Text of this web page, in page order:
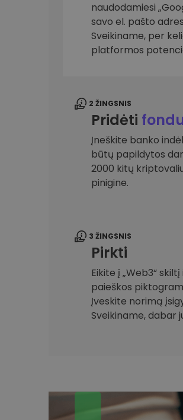
naudodamiesi
savo el. pašto
Sveikiname, per
platformos
2 ŽINGSNIS
Pridėti
Įneškite banko
būtų papildytos
2000 kitų
pinigine.
3 ŽINGSNIS
Pirkti
Eikite į „Web3“
paieškos
Įveskite norimą
Sveikiname, dabar